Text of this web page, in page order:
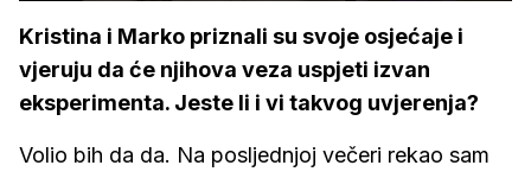
Kristina i Marko priznali su svoje osjećaje i
vjeruju da će njihova veza uspjeti izvan
eksperimenta. Jeste li i vi takvog uvjerenja?
Volio bih da da. Na posljednjoj večeri rekao sam